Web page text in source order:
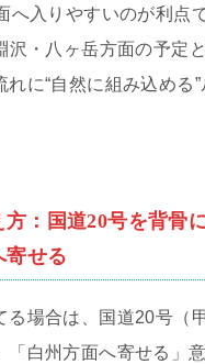
へ入りやすいのが利点
沢・八ヶ岳方面の予定
に“自然に組み込める”
方：国道20号を背骨
寄せる
る場合は、国道20号（
「白州方面へ寄せる」